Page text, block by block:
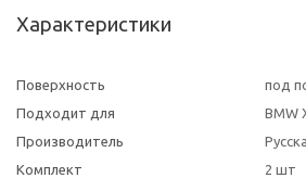
Характеристики
Поверхность
под
Подходит для
BMW
Производитель
Комплект
2 шт